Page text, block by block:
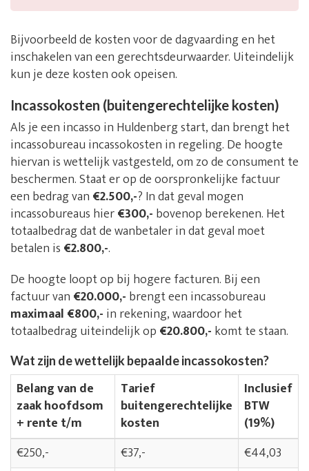
Bijvoorbeeld de kosten voor de dagvaarding en het
inschakelen van een gerechtsdeurwaarder. Uiteindelijk
kun je deze kosten ook opeisen.
Incassokosten (buitengerechtelijke kosten)
Als je een incasso in Huldenberg start, dan brengt het
incassobureau incassokosten in regeling. De hoogte
hiervan is wettelijk vastgesteld, om zo de consument te
beschermen. Staat er op de oorspronkelijke factuur
een bedrag van €2.500,-? In dat geval mogen
incassobureaus hier€300,- bovenop berekenen. Het
totaalbedrag dat de wanbetaler in dat geval moet
betalen is €2.800,-.
De hoogte loopt op bij hogere facturen. Bij een
factuur van €20.000,- brengt een incassobureau
maximaal €800,- in rekening, waardoor het
totaalbedrag uiteindelijk op €20.800,- komt te staan.
Wat zijn de wettelijk bepaalde incassokosten?
Belang van de
zaak hoofdsom
+ rente t/m
Tarief
buitengerechtelijke
kosten
Inclusief
BTW
(19%)
€250,-
€37,-
€44,03